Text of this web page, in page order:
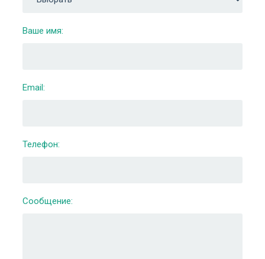
Ваше имя:
Email:
Телефон:
Сообщение: